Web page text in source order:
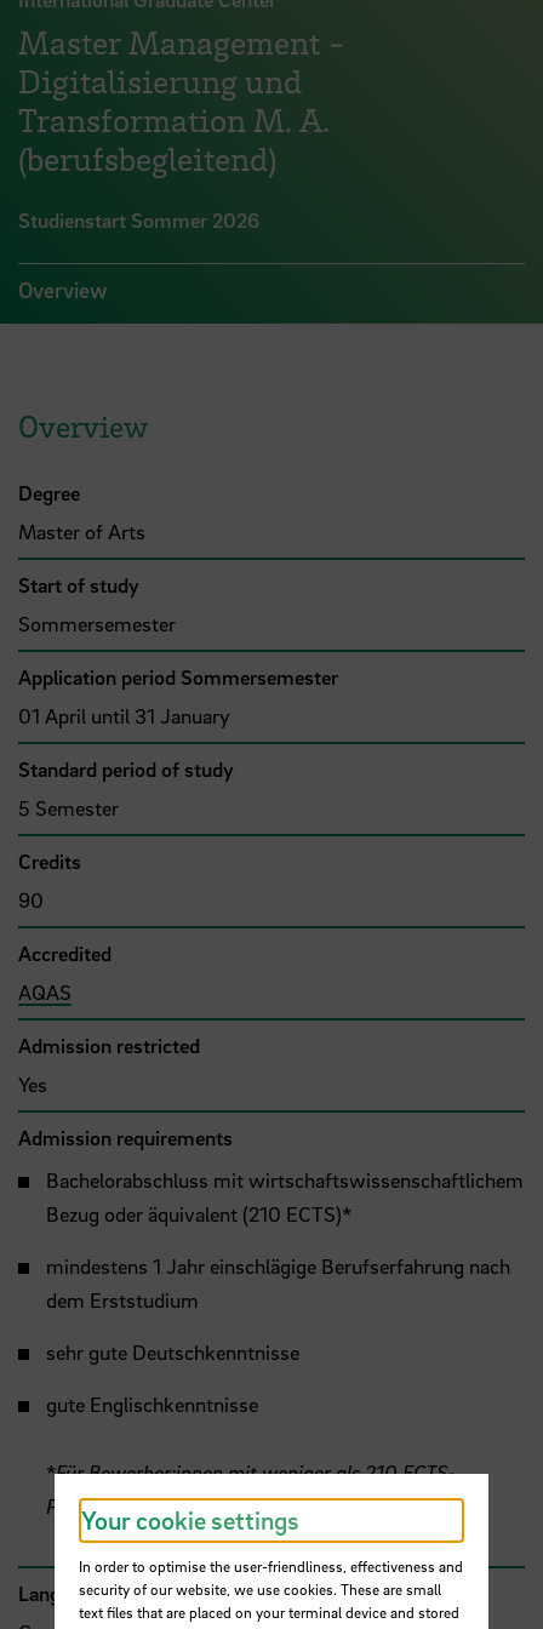
Master Management -
Digitalisierung und
Transformation M. A.
(berufsbegleitend)
Studienstart Sommer 2026
Overview
Overview
Degree
Master of Arts
Start of study
Sommersemester
Application period Sommersemester
01 April until 31 January
Standard period of study
5 Semester
Credits
90
Accredited
AQAS
Admission restricted
Yes
Admission requirements
Bachelorabschluss mit wirtschaftswissenschaftlichem
Bezug oder äquivalent (210 ECTS)*
mindestens 1 Jahr einschlägige Berufserfahrung nach
dem Erststudium
sehr gute Deutschkenntnisse
gute Englischkenntnisse
*Für Bewerber:innen mit weniger als 210 ECTS-
Punkten werden Upgrade-Optionen angeboten.
Language of instruction
Your cookie settings
In order to optimise the user-friendliness, effectiveness and
security of our website, we use cookies. These are small
text files that are placed on your terminal device and stored